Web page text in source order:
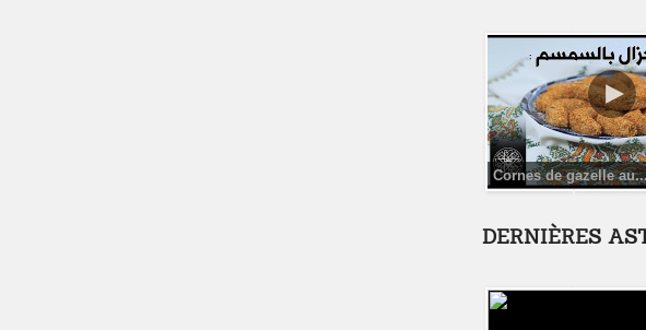
Cornes de gazelle
DERNIÈRES